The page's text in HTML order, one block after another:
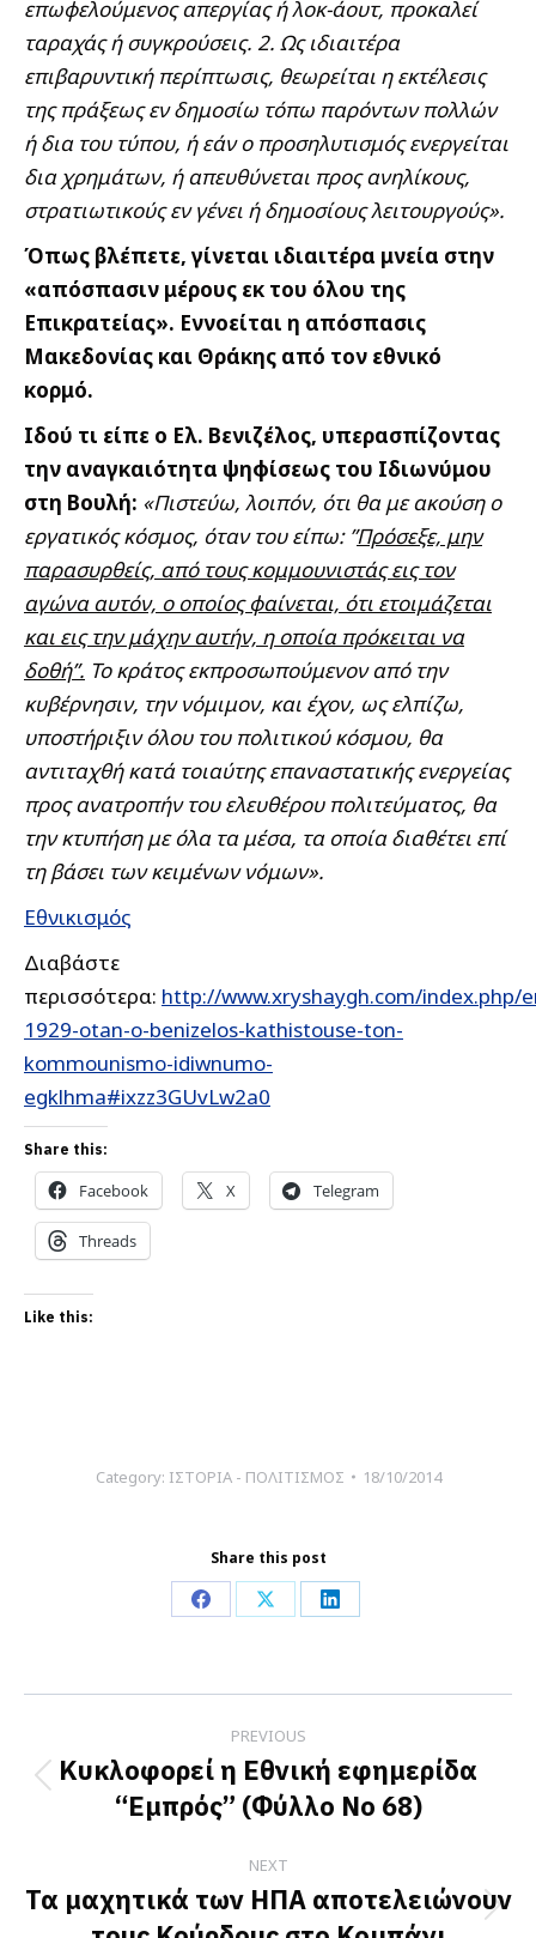
επωφελούμενος απεργίας ή λοκ-άουτ, προκαλεί
ταραχάς ή συγκρούσεις. 2. Ως ιδιαιτέρα
επιβαρυντική περίπτωσις, θεωρείται η εκτέλεσις
της πράξεως εν δημοσίω τόπω παρόντων πολλών
ή δια του τύπου, ή εάν ο προσηλυτισμός ενεργείται
δια χρημάτων, ή απευθύνεται προς ανηλίκους,
στρατιωτικούς εν γένει ή δημοσίους λειτουργούς».
Όπως βλέπετε, γίνεται ιδιαιτέρα μνεία στην
«απόσπασιν μέρους εκ του όλου της
Επικρατείας». Εννοείται η απόσπασις
Μακεδονίας και Θράκης από τον εθνικό
κορμό.
Ιδού τι είπε ο Ελ. Βενιζέλος, υπερασπίζοντας
την αναγκαιότητα ψηφίσεως του Ιδιωνύμου
στη Βουλή: «Πιστεύω, λοιπόν, ότι θα με ακούση ο
εργατικός κόσμος, όταν του είπω: ”Πρόσεξε, μην
παρασυρθείς, από τους κομμουνιστάς εις τον
αγώνα αυτόν, ο οποίος φαίνεται, ότι ετοιμάζεται
και εις την μάχην αυτήν, η οποία πρόκειται να
δοθή”. Το κράτος εκπροσωπούμενον από την
κυβέρνησιν, την νόμιμον, και έχον, ως ελπίζω,
υποστήριξιν όλου του πολιτικού κόσμου, θα
αντιταχθή κατά τοιαύτης επαναστατικής ενεργείας
προς ανατροπήν του ελευθέρου πολιτεύματος, θα
την κτυπήση με όλα τα μέσα, τα οποία διαθέτει επί
τη βάσει των κειμένων νόμων».
Εθνικισμός
Διαβάστε
περισσότερα: http://www.xryshaygh.com/index.php/
1929-otan-o-benizelos-kathistouse-ton-
kommounismo-idiwnumo-
egklhma#ixzz3GUvLw2a0
Share this:
Facebook X Telegram
Threads
Like this:
Category: ΙΣΤΟΡΙΑ - ΠΟΛΙΤΙΣΜΟΣ 18/10/2014
Share this post
Share
Facebook
Share
X
Share
LinkedIn
navigation
PREVIOUS
Previous
post:
Κυκλοφορεί η Εθνική εφημερίδα
“Εμπρός” (Φύλλο Νο 68)
NEXT
Next
Τα μαχητικά των ΗΠΑ αποτελειώνουν